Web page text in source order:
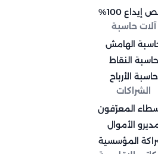
إيداع 100%
آلات حاسبة
الهامش
حاسبة النقاط
حاسبة الأرباح
الشراكات
المعرّفون
الأموال
المؤسسية